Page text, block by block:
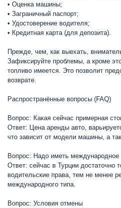
• Оценка машины;
• Заграничный паспорт;
• Удостоверение водителя;
• Кредитная карта (для депозита).
Прежде, чем, как выехать,
Зафиксируйте проблемы, а кроме
топливо имеется. Это позволит
возврате.
Распространённые вопросы (FAQ)
Вопрос: Какая сейчас примерная
Ответ: Цена аренды авто,
что зависит от модели машины, а
Вопрос: Надо иметь международное
Ответ: сейчас в Турции достаточно
водительские права, тем не менее
международного типа.
Вопрос: Условия отмены